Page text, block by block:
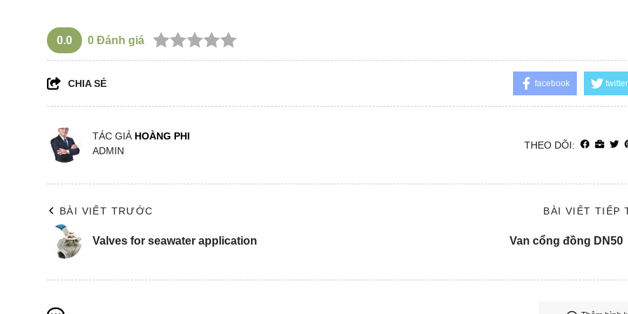
0.0 0 Đánh giá
CHIA SẺ facebook twitter
TÁC GIẢ HOÀNG PHI
ADMIN
THEO DÕI:
BÀI VIẾT TRƯỚC
Valves for seawater application
BÀI VIẾT TIẾP
Van cổng đồng DN50